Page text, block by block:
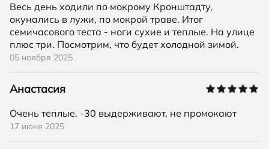
Весь день ходили по мокрому Кронштадту,
окунались в лужи, по мокрой траве. Итог
семичасового теста - ноги сухие и теплые. На улице
плюс три. Посмотрим, что будет холодной зимой.
05 ноября 2025
Анастасия
Очень теплые. -30 выдерживают, не промокают
17 июня 2025